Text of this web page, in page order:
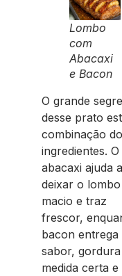
Lombo
com
Abacaxi
e Bacon
O grande
desse prato
combinação
ingredientes. O
abacaxi ajuda a
deixar o lombo
macio e traz
frescor,
bacon entrega
sabor,
medida certa e